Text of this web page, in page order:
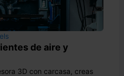
de aire y
3D con carcasa, creas